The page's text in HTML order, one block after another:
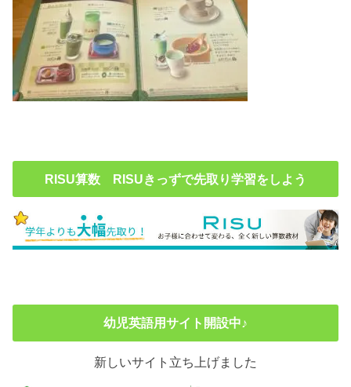
RISU算数 RISUきっずで先取り学習をしよう
幼児英語用サイト開設中♪
新しいサイト立ち上げました